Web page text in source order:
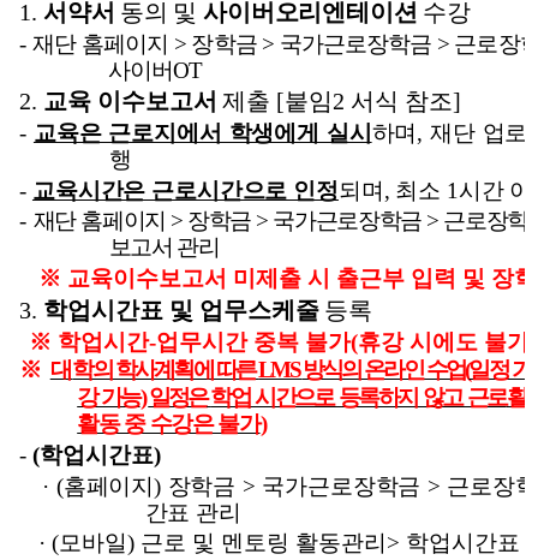
1. 서약서 동의 및사이버오리엔테이션 수강
-재단 홈페이지 > 장학금 > 국가근로장학금 > 근로장
사이버OT
2. 교육 이수보고서 제출 [붙임2 서식 참조]
- 교육은 근로지에서 학생에게 실시 하며 ,재단 업로
행
- 교육시간은 근로시간으로 인정되며, 최소 1시간
- 재단 홈페이지 > 장학금 > 국가근로장학금 > 근로장학
보고서 관리
※ 교육이수보고서 미제출 시 출근부 입력 및 장
3. 학업시간표 및 업무스케줄 등록
※ 학업시간-업무시간 중복 불가(휴강 시에도 불가
※ 대학의 학사계획에 따른LMS방식의 온라인 수업(일정 기
강 가능)일정은학업 시간으로 등록하지 않고 근로활
활동 중 수강은 불가)
-(학업시간표)
· (홈페이지) 장학금 > 국가근로장학금 > 근로장
간표 관리
· (모바일) 근로 및 멘토링 활동관리 > 학업시간표